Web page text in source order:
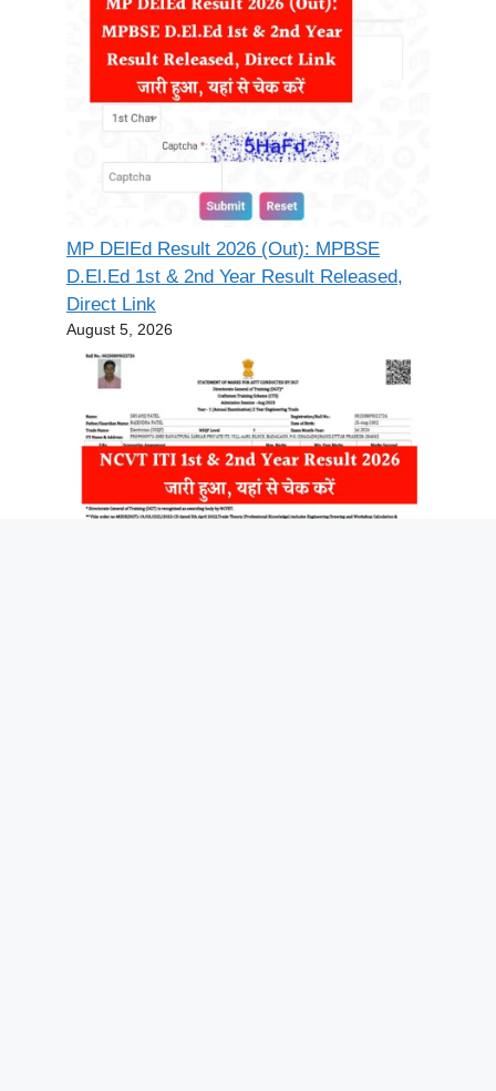
MP DElEd Result 2026 (Out): MPBSE
D.El.Ed 1st & 2nd Year Result Released,
Direct Link
August 5, 2026